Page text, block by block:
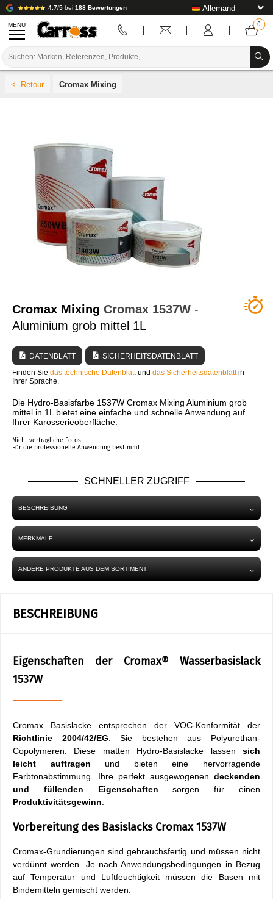
4.7/5 bei 188 Bewertungen
MENU
VORBEREITUNG / BASISLACK / FERTIGSTELLUNG
KAROSSERIE-VERBRAUCHSMATERIAL
KAROSSERIE-WERKZEUG
AUSSTATTUNG DER KAROSSERIEWERKSTATT
LABOREINRICHTUNG
TUTORIAL & TIPPS
Cromax Mixing
Cromax Mixing Cromax 1537W -
Aluminium grob mittel 1L
DATENBLATT
SICHERHEITSDATENBLATT
Finden Sie das technische Datenblattund das Sicherheitsdatenblattin
Ihrer Sprache.
Die Hydro-Basisfarbe 1537W Cromax Mixing Aluminium grob
mittel in 1L bietet eine einfache und schnelle Anwendung auf
Ihrer Karosserieoberfläche.
Nicht vertragliche Fotos
Für die professionelle Anwendung bestimmt
SCHNELLER ZUGRIFF
BESCHREIBUNG
MERKMALE
ANDERE PRODUKTE AUS DEM SORTIMENT
BESCHREIBUNG
Eigenschaften der Cromax® Wasserbasislack
1537W
Cromax Basislacke entsprechen der VOC-Konformität der
Richtlinie 2004/42/EG . Sie bestehen aus Polyurethan-
Copolymeren. Diese matten Hydro-Basislacke lassen sich
leicht auftragen und bieten eine hervorragende
Farbtonabstimmung. Ihre perfekt ausgewogenen deckenden
und füllenden Eigenschaften sorgen für einen
Produktivitätsgewinn
Vorbereitung des Basislacks Cromax 1537W
Cromax-Grundierungen sind gebrauchsfertig und müssen nicht
verdünnt werden. Je nach Anwendungsbedingungen in Bezug
auf Temperatur und Luftfeuchtigkeit müssen die Basen mit
Bindemitteln gemischt werden: